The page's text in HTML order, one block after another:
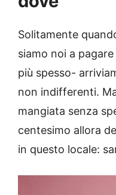
Solitamente
siamo noi a
più spesso-
non indifferenti.
mangiata senza
centesimo allora
in questo locale: